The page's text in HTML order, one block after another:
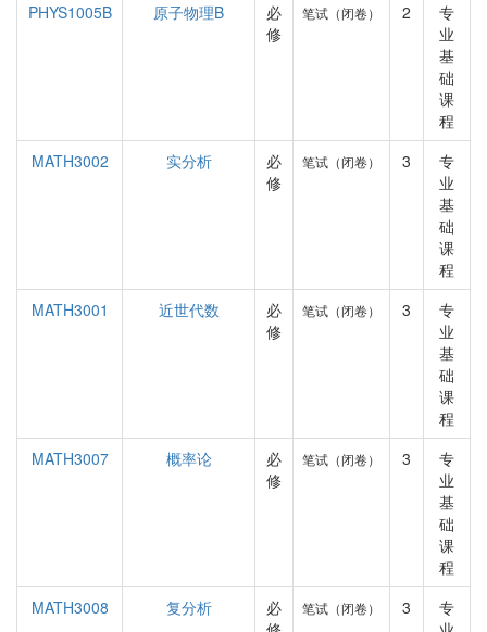
PHYS1005B
原子物理B
必
修
笔试（闭卷） 2
专
业
基
础
课
程
MATH3002
实分析
必
修
笔试（闭卷） 3
专
业
基
础
课
程
MATH3001
近世代数
必
修
笔试（闭卷） 3
专
业
基
础
课
程
MATH3007
概率论
必
修
笔试（闭卷） 3
专
业
基
础
课
程
MATH3008
复分析
必
笔试（闭卷） 3
专